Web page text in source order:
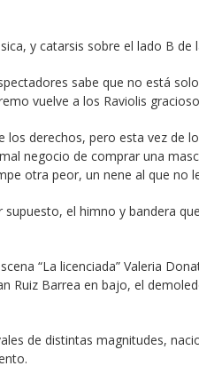
y catarsis sobre el lado B de
sabe que no está
vuelve a los Raviolis
derechos, pero esta vez de
negocio de comprar una
otra peor, un nene al que no
el himno y bandera
“La licenciada” Valeria
Ruiz Barrea en bajo, el
de distintas magnitudes,